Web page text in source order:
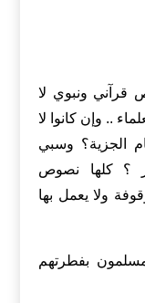
يا استاذ تميم نحو 300 نص قرآني ونبوي لا
.. وإن كانوا لا
الجزية؟ وسبي
؟ كلها نصوص
ولا يعمل بها
بفطرتهم